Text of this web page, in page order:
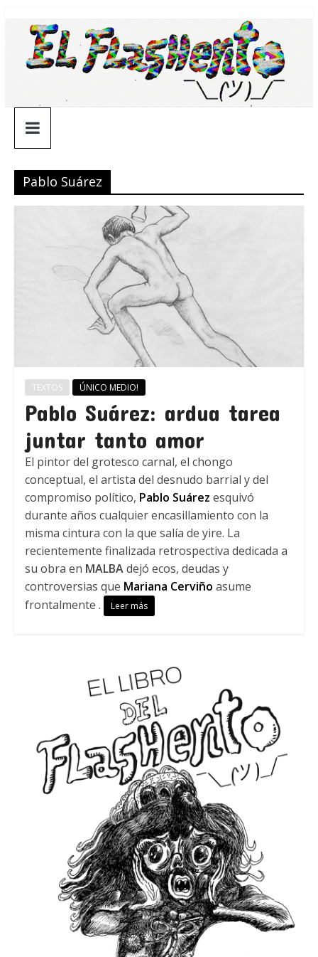
contenido
¯\_(ツ)_/
¯
Pablo Suárez
TEXTOS ÚNICO MEDIO!
Pablo Suárez: ardua tarea
juntar tanto amor
El pintor del grotesco carnal, el chongo
conceptual, el artista del desnudo barrial y del
compromiso político, Pablo Suárez esquivó
durante años cualquier encasillamiento con la
misma cintura con la que salía de yire. La
recientemente finalizada retrospectiva dedicada a
su obra en MALBAdejó ecos, deudas y
controversias que Mariana Cerviño asume
frontalmente .
Leer más